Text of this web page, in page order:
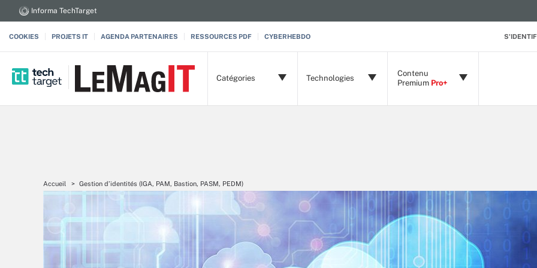
Informa TechTarget
COOKIES PROJETS IT AGENDA PARTENAIRES RESSOURCES PDF CYBERHEBDO
Catégories Technologies
Contenu
Premium Pro+
Accueil Gestion d’identités (IGA, PAM, Bastion, PASM, PEDM)